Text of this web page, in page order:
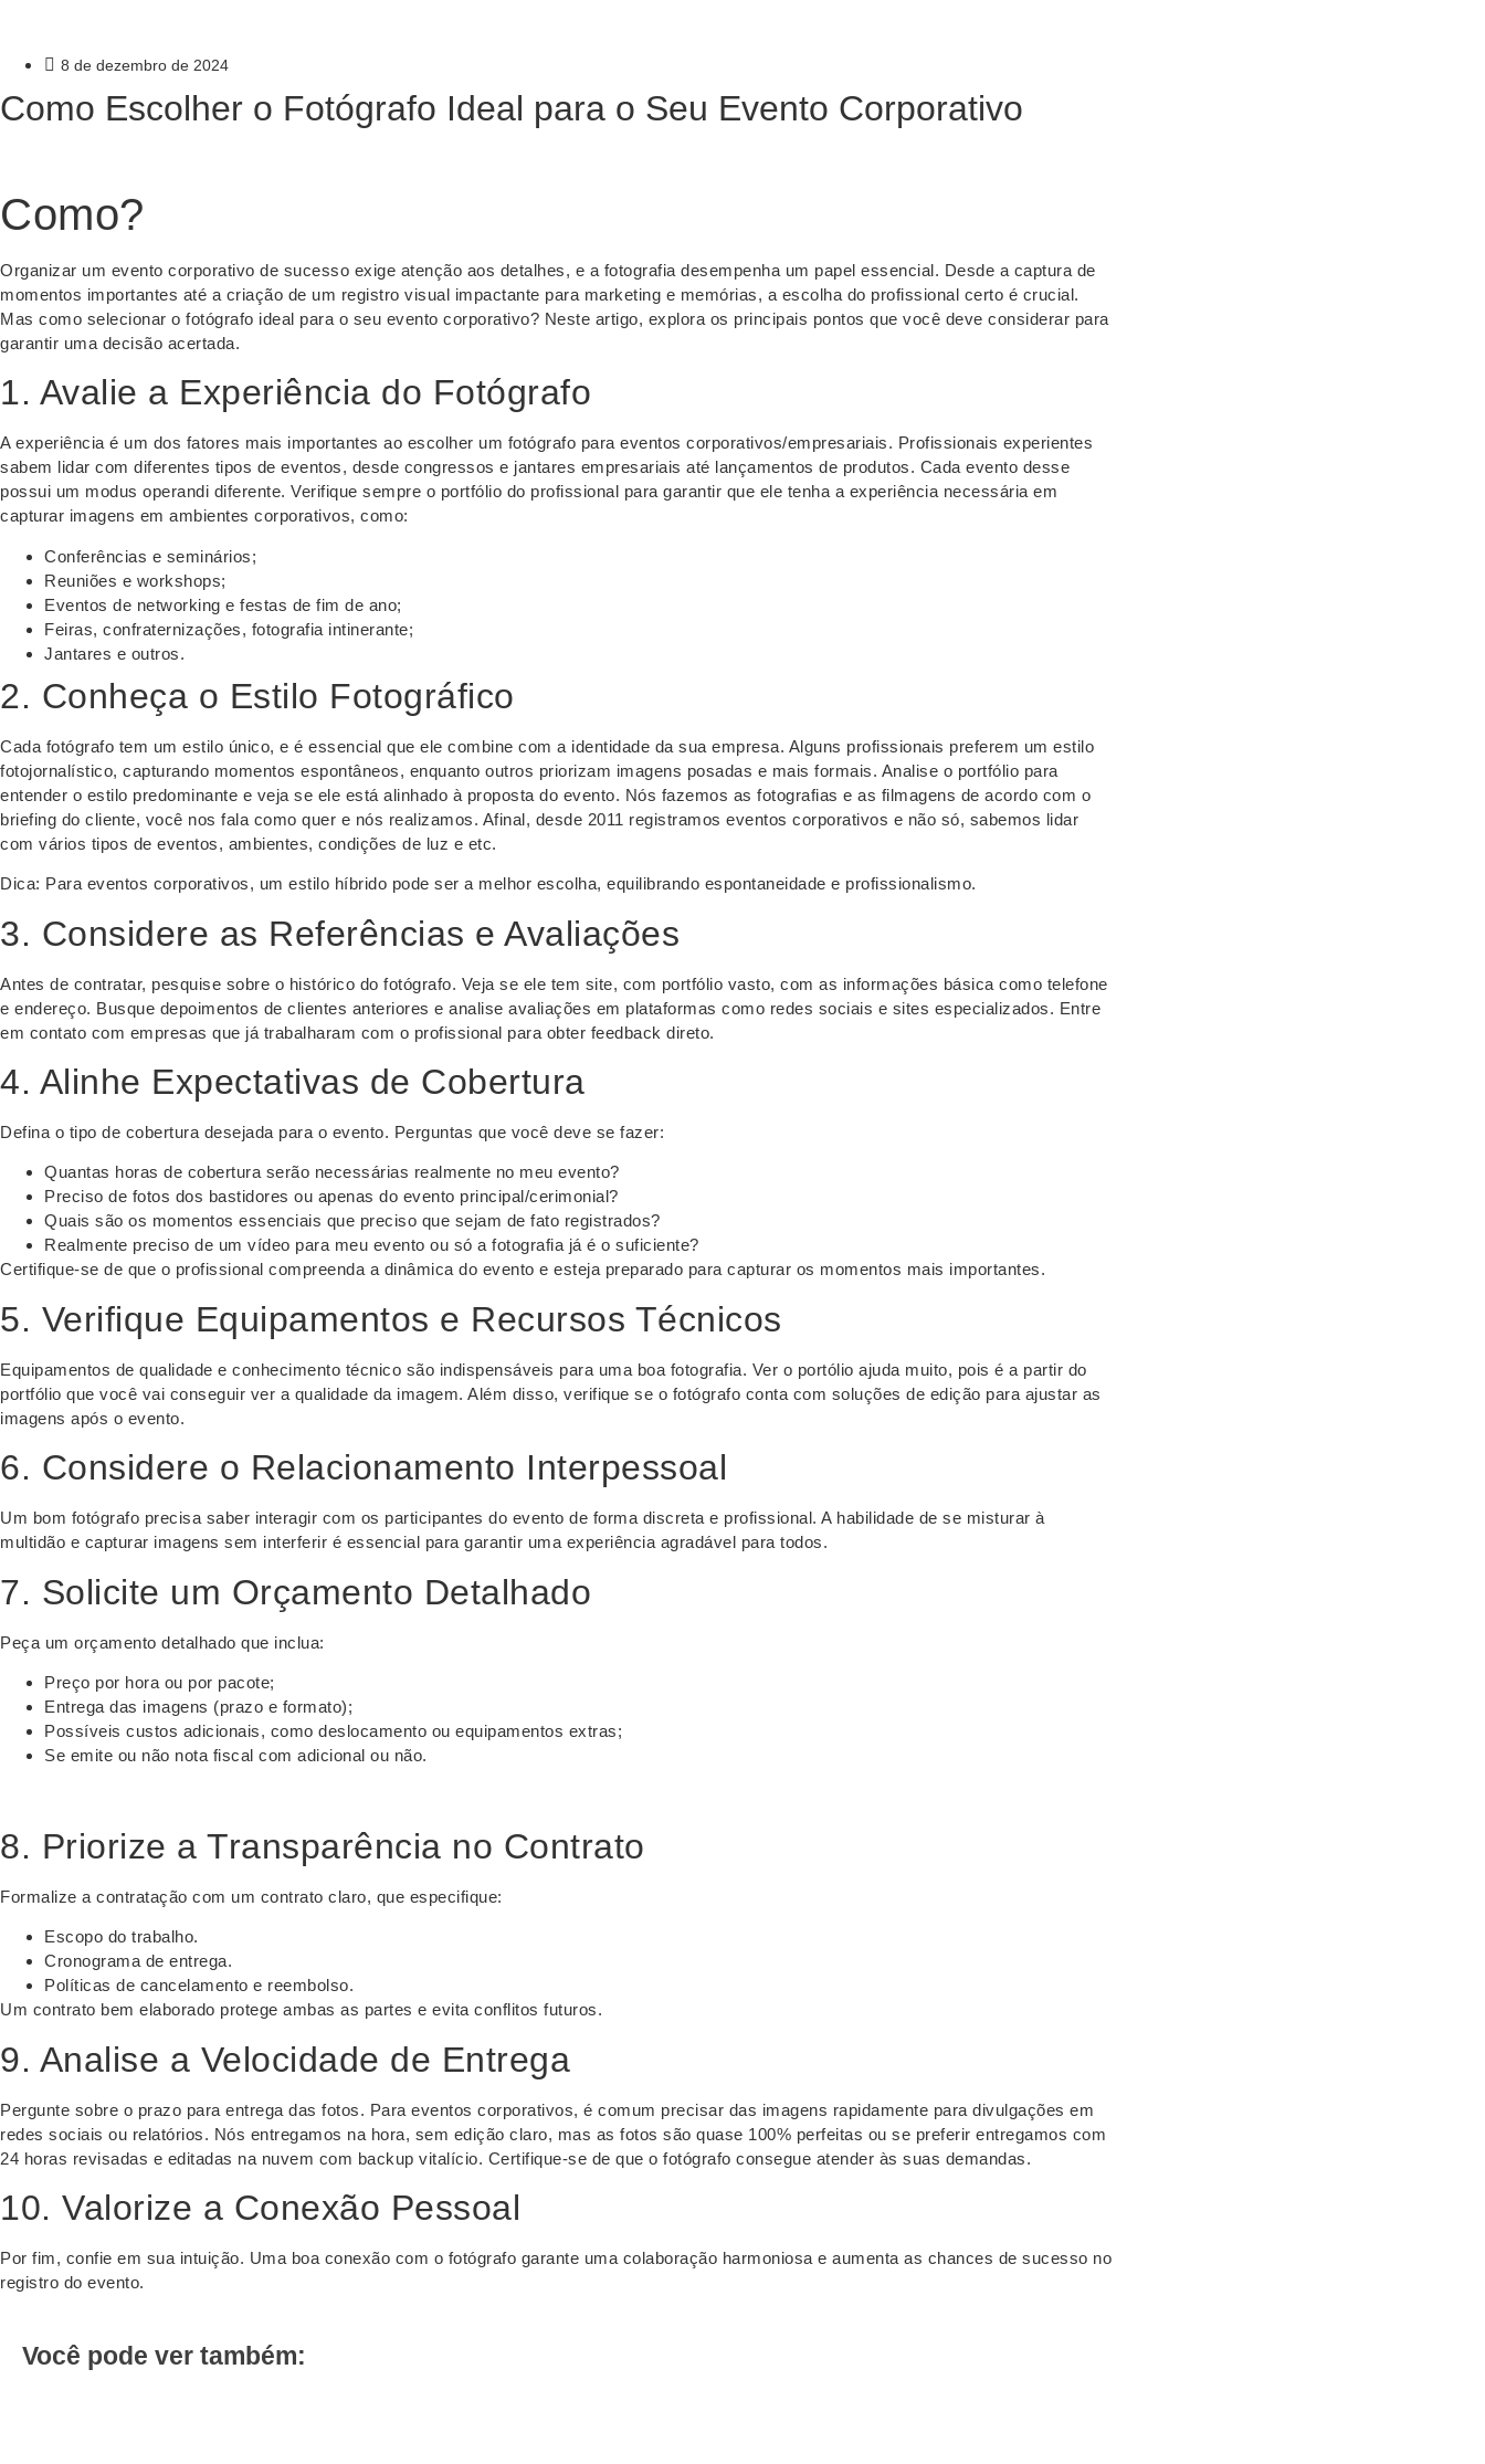
8 de dezembro de 2024
Como Escolher o Fotógrafo Ideal para o Seu Evento Corporativo
Como?
Organizar um evento corporativo de sucesso exige atenção aos detalhes, e a fotografia desempenha um papel essencial. Desde a captura de
momentos importantes até a criação de um registro visual impactante para marketing e memórias, a escolha do profissional certo é crucial.
Mas como selecionar o fotógrafo ideal para o seu evento corporativo? Neste artigo, explora os principais pontos que você deve considerar para
garantir uma decisão acertada.
1. Avalie a Experiência do Fotógrafo
A experiência é um dos fatores mais importantes ao escolher um fotógrafo para eventos corporativos/empresariais. Profissionais experientes
sabem lidar com diferentes tipos de eventos, desde congressos e jantares empresariais até lançamentos de produtos. Cada evento desse
possui um modus operandi diferente. Verifique sempre o portfólio do profissional para garantir que ele tenha a experiência necessária em
capturar imagens em ambientes corporativos, como:
Conferências e seminários;
Reuniões e workshops;
Eventos de networking e festas de fim de ano;
Feiras, confraternizações, fotografia intinerante;
Jantares e outros.
2. Conheça o Estilo Fotográfico
Cada fotógrafo tem um estilo único, e é essencial que ele combine com a identidade da sua empresa. Alguns profissionais preferem um estilo
fotojornalístico, capturando momentos espontâneos, enquanto outros priorizam imagens posadas e mais formais. Analise o portfólio para
entender o estilo predominante e veja se ele está alinhado à proposta do evento. Nós fazemos as fotografias e as filmagens de acordo com o
briefing do cliente, você nos fala como quer e nós realizamos. Afinal, desde 2011 registramos eventos corporativos e não só, sabemos lidar
com vários tipos de eventos, ambientes, condições de luz e etc.
Dica: Para eventos corporativos, um estilo híbrido pode ser a melhor escolha, equilibrando espontaneidade e profissionalismo.
3. Considere as Referências e Avaliações
Antes de contratar, pesquise sobre o histórico do fotógrafo. Veja se ele tem site, com portfólio vasto, com as informações básica como telefone
e endereço. Busque depoimentos de clientes anteriores e analise avaliações em plataformas como redes sociais e sites especializados. Entre
em contato com empresas que já trabalharam com o profissional para obter feedback direto.
4. Alinhe Expectativas de Cobertura
Defina o tipo de cobertura desejada para o evento. Perguntas que você deve se fazer:
Quantas horas de cobertura serão necessárias realmente no meu evento?
Preciso de fotos dos bastidores ou apenas do evento principal/cerimonial?
Quais são os momentos essenciais que preciso que sejam de fato registrados?
Realmente preciso de um vídeo para meu evento ou só a fotografia já é o suficiente?
Certifique-se de que o profissional compreenda a dinâmica do evento e esteja preparado para capturar os momentos mais importantes.
5. Verifique Equipamentos e Recursos Técnicos
Equipamentos de qualidade e conhecimento técnico são indispensáveis para uma boa fotografia. Ver o portólio ajuda muito, pois é a partir do
portfólio que você vai conseguir ver a qualidade da imagem. Além disso, verifique se o fotógrafo conta com soluções de edição para ajustar as
imagens após o evento.
6. Considere o Relacionamento Interpessoal
Um bom fotógrafo precisa saber interagir com os participantes do evento de forma discreta e profissional. A habilidade de se misturar à
multidão e capturar imagens sem interferir é essencial para garantir uma experiência agradável para todos.
7. Solicite um Orçamento Detalhado
Peça um orçamento detalhado que inclua:
Preço por hora ou por pacote;
Entrega das imagens (prazo e formato);
Possíveis custos adicionais, como deslocamento ou equipamentos extras;
Se emite ou não nota fiscal com adicional ou não.
8. Priorize a Transparência no Contrato
Formalize a contratação com um contrato claro, que especifique:
Escopo do trabalho.
Cronograma de entrega.
Políticas de cancelamento e reembolso.
Um contrato bem elaborado protege ambas as partes e evita conflitos futuros.
9. Analise a Velocidade de Entrega
Pergunte sobre o prazo para entrega das fotos. Para eventos corporativos, é comum precisar das imagens rapidamente para divulgações em
redes sociais ou relatórios. Nós entregamos na hora, sem edição claro, mas as fotos são quase 100% perfeitas ou se preferir entregamos com
24 horas revisadas e editadas na nuvem com backup vitalício. Certifique-se de que o fotógrafo consegue atender às suas demandas.
10. Valorize a Conexão Pessoal
Por fim, confie em sua intuição. Uma boa conexão com o fotógrafo garante uma colaboração harmoniosa e aumenta as chances de sucesso no
registro do evento.
Você pode ver também: